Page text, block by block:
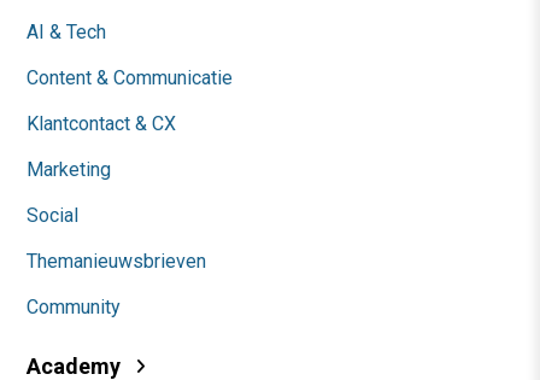
AI & Tech
Content & Communicatie
Klantcontact & CX
Marketing
Social
Themanieuwsbrieven
Community
Academy